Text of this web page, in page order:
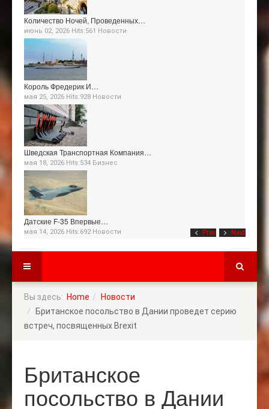
Prev Next
Количество Ночей, Проведенных…
июнь 02, 2026 Hits:561 Новости
Король Фредерик И…
мая 25, 2026 Hits:928 Новости
Шведская Транспортная Компания…
мая 18, 2026 Hits:534 Бизнес
Датские F-35 Впервые…
мая 14, 2026 Hits:692 Новости
Вы здесь: Home
Новости
Британское посольство в Дании проведет серию
встреч, посвященных Brexit
Британское
посольство в Дании